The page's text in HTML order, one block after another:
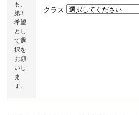
も、
第3
希望
とし
て選
択を
お願
いし
ま
す。
クラス